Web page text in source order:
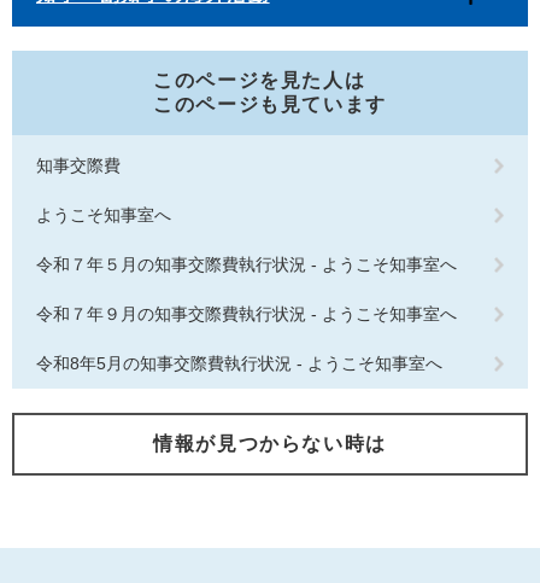
このページを見た人は
このページも見ています
知事交際費
ようこそ知事室へ
令和７年５月の知事交際費執行状況 - ようこそ知事室へ
令和７年９月の知事交際費執行状況 - ようこそ知事室へ
令和8年5月の知事交際費執行状況 - ようこそ知事室へ
情報が見つからない時は